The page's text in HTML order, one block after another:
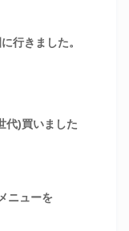
行きました。
)買いました
ニューを